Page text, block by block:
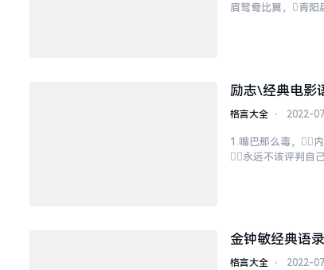
眉鸳鸯比翼，青
励志\经典电影
格言大全 ⋅ 2022-
1.嘴巴那么毒，
永远不该评判自
金钟敏经典语录
格言大全 ⋅ 2022-